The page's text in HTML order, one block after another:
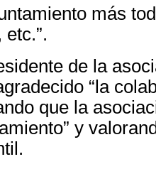
más
de la
“la
que la
y